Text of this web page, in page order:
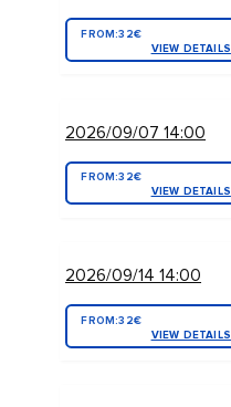
FROM:32€
VIEW DETAILS
2026/09/07 14:00
FROM:32€
VIEW DETAILS
2026/09/14 14:00
FROM:32€
VIEW DETAILS